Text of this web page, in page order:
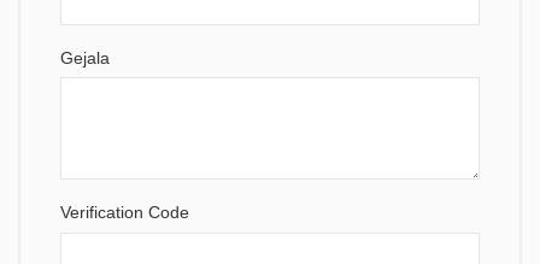
Gejala
Verification Code